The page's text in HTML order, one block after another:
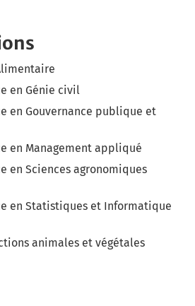
en Génie civil
en Gouvernance publique et
en Management appliqué
en Sciences agronomiques
en Statistiques et Informatique
animales et végétales